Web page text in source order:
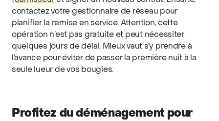
contactez votre gestionnaire de réseau pour
planifier la remise en service. Attention, cette
opération n’est pas gratuite et peut nécessiter
quelques jours de délai. Mieux vaut s’y prendre à
l’avance pour éviter de passer la première nuit à la
seule lueur de vos bougies.
Profitez du déménagement pour